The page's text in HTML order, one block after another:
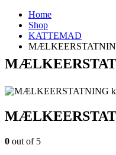
Home
Shop
KATTEMAD
0 out of 5